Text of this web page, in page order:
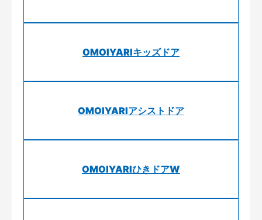
OMOIYARIキッズドア
OMOIYARIアシストドア
OMOIYARIひきドアW